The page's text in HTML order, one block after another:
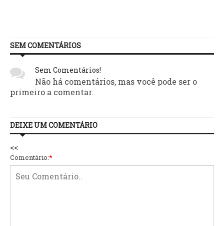
SEM COMENTÁRIOS
Sem Comentários!
Não há comentários, mas você pode ser o
primeiro a comentar.
DEIXE UM COMENTÁRIO
<<
Comentário:*